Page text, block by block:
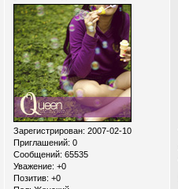
Зарегистрирован: 2007-02-10
Приглашений: 0
Сообщений: 65535
Уважение: +0
Позитив: +0